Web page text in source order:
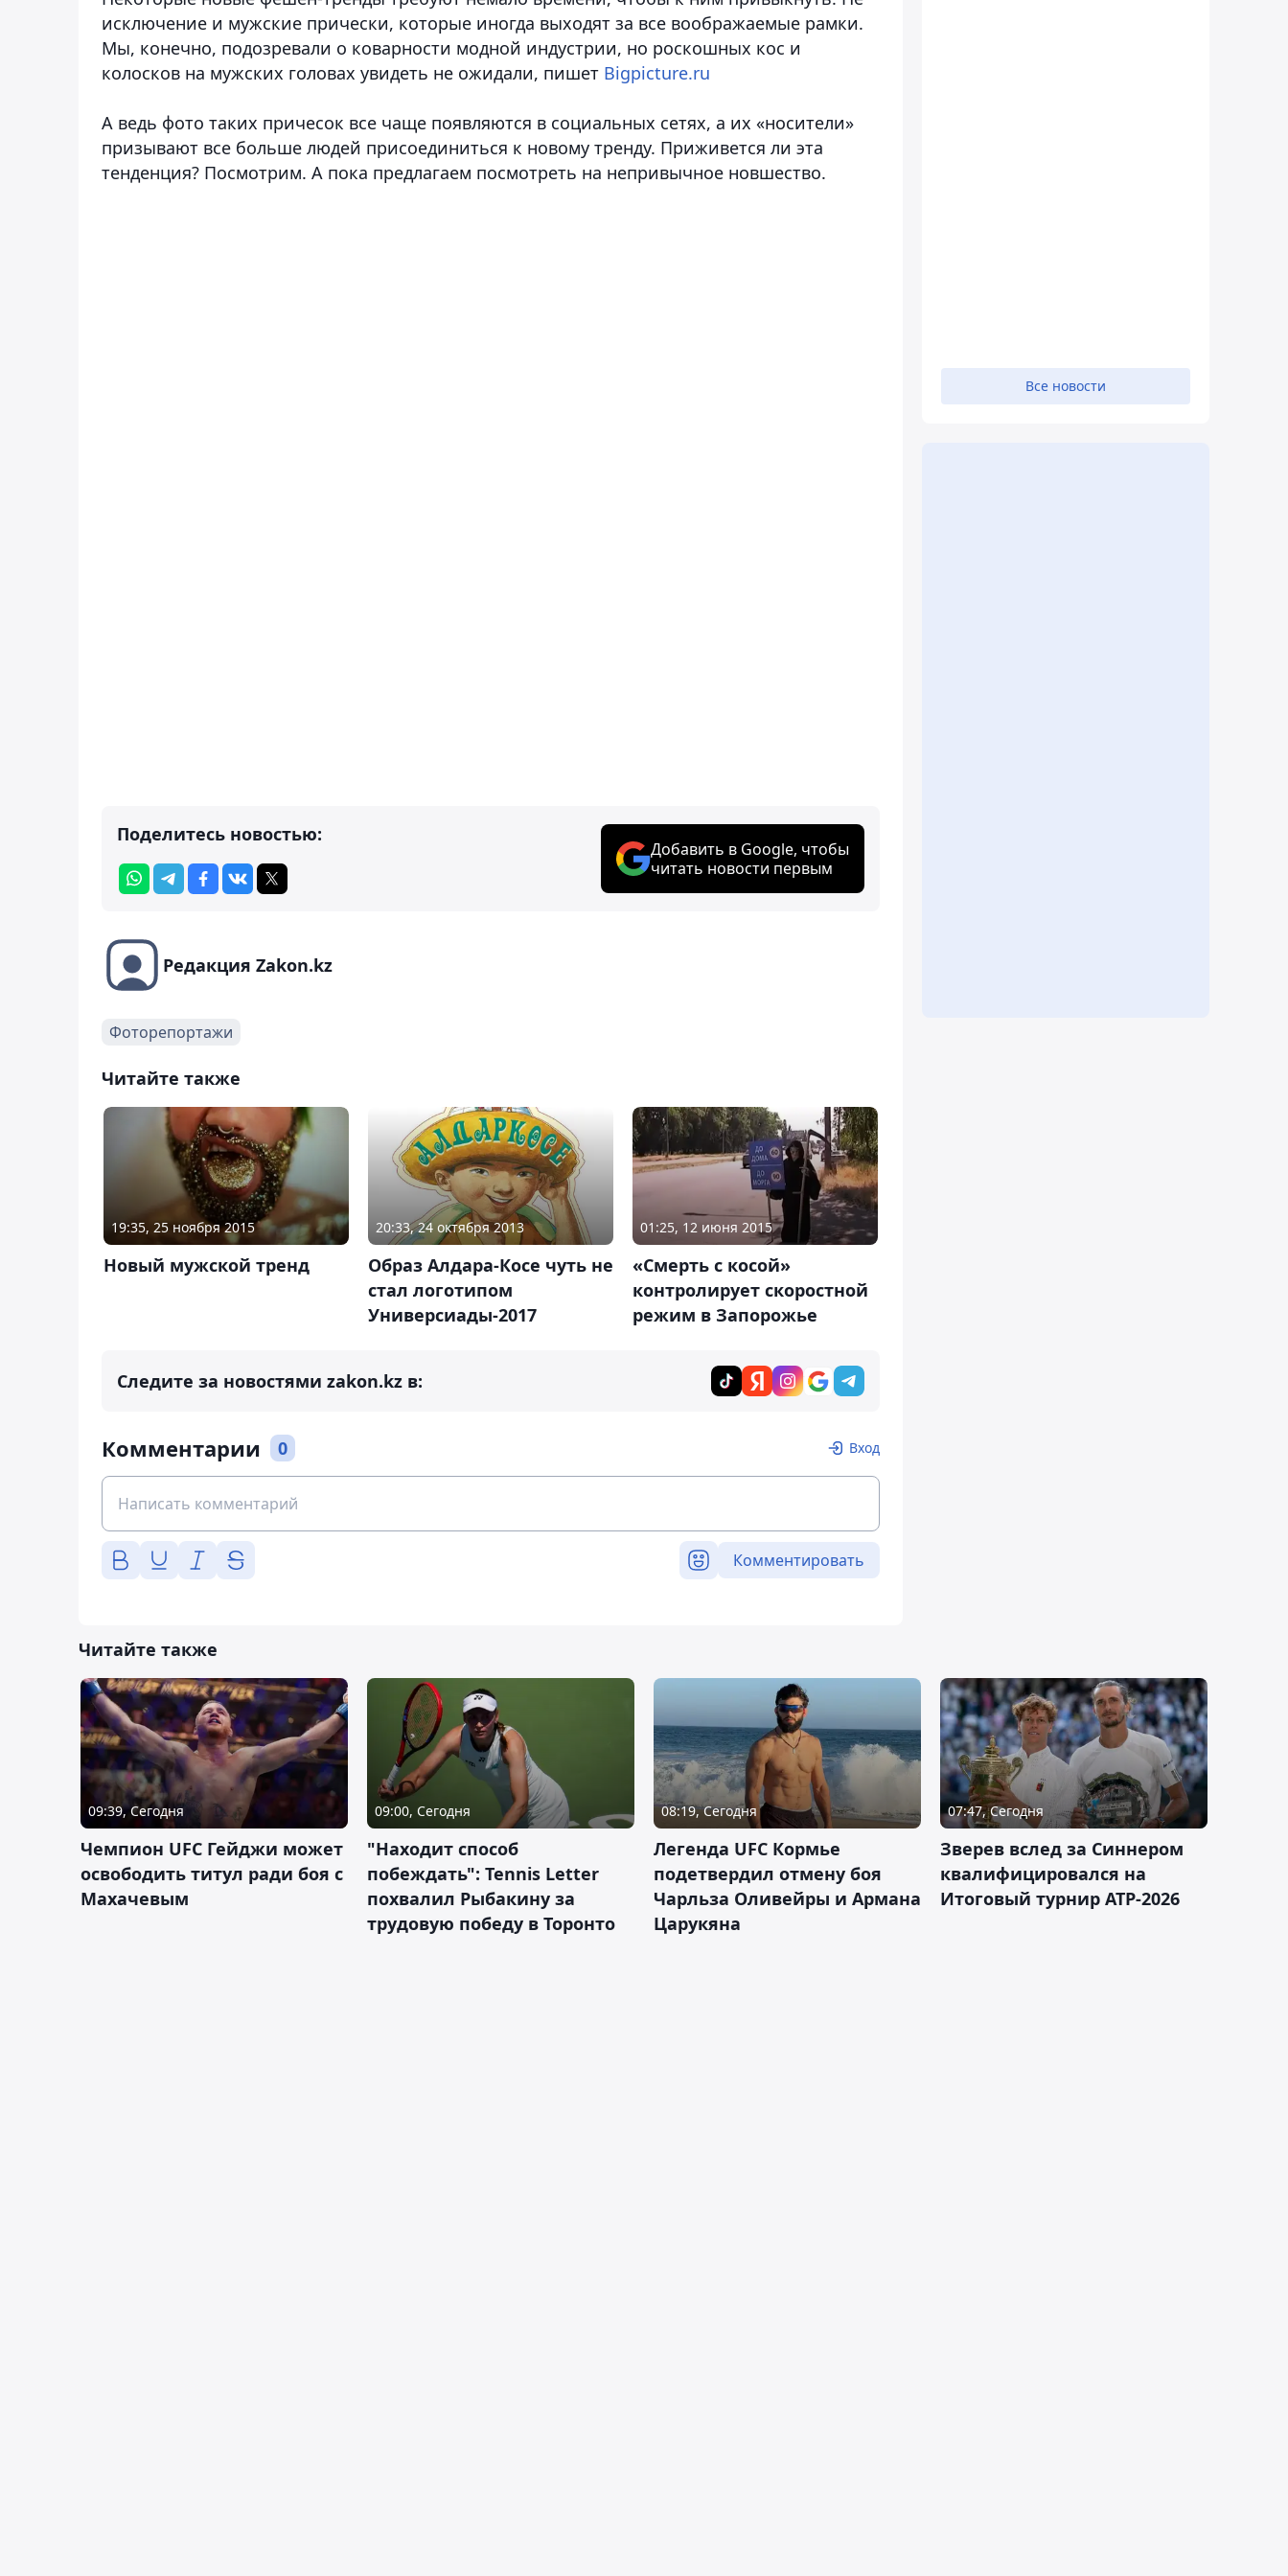
исключение и мужские прически, которые иногда выходят за все воображаемые рамки.
Мы, конечно, подозревали о коварности модной индустрии, но роскошных кос и
колосков на мужских головах увидеть не ожидали, пишет Bigpicture.ru
А ведь фото таких причесок все чаще появляются в социальных сетях, а их «носители»
призывают все больше людей присоединиться к новому тренду. Приживется ли эта
тенденция? Посмотрим. А пока предлагаем посмотреть на непривычное новшество.
Поделитесь новостью:
Добавить в Google, чтобы
читать новости первым
Редакция Zakon.kz
Фоторепортажи
Читайте также
19:35, 25 ноября 2015
Новый мужской тренд
20:33, 24 октября 2013
Образ Алдара-Косе чуть не
стал логотипом
Универсиады-2017
01:25, 12 июня 2015
«Смерть с косой»
контролирует скоростной
режим в Запорожье
Следите за новостями zakon.kz в:
Комментарии 0 Вход
Комментировать
Все новости
Читайте также
09:39, Сегодня
Чемпион UFC Гейджи может
освободить титул ради боя с
Махачевым
09:00, Сегодня
"Находит способ
побеждать": Tennis Letter
похвалил Рыбакину за
трудовую победу в Торонто
08:19, Сегодня
Легенда UFC Кормье
подетвердил отмену боя
Чарльза Оливейры и Армана
Царукяна
07:47, Сегодня
Зверев вслед за Синнером
квалифицировался на
Итоговый турнир ATP-2026